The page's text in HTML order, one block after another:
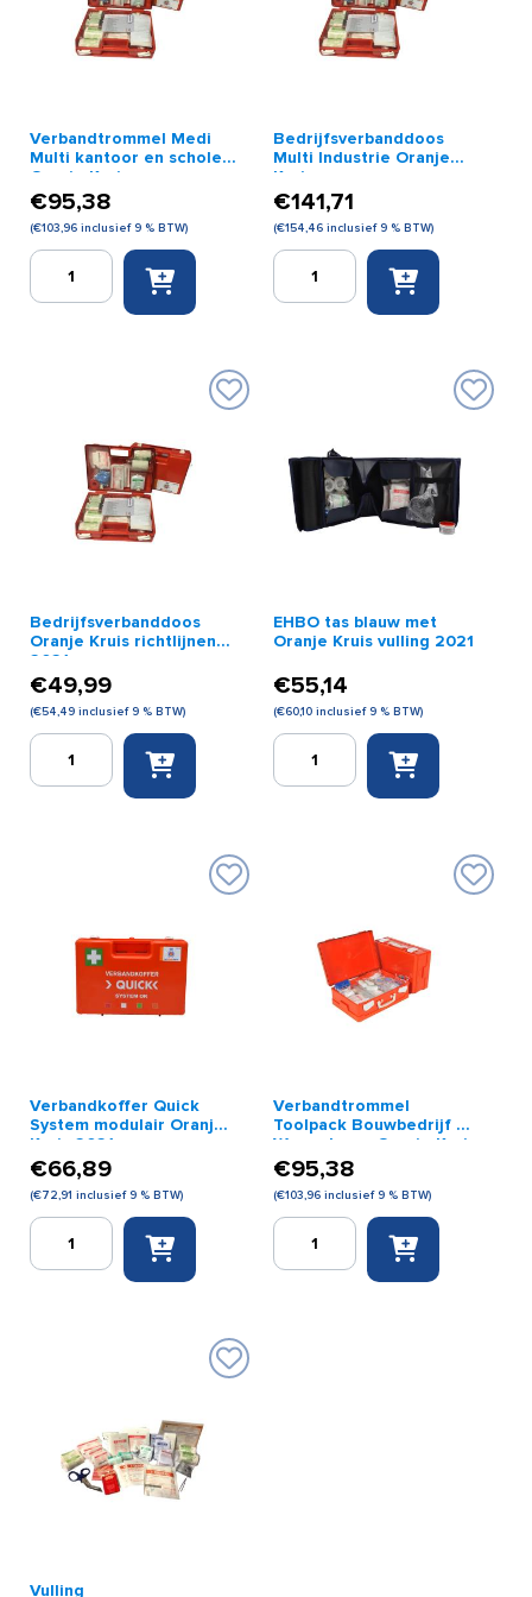
Verbandtrommel Medi
Multi kantoor en scholen
Oranje Kruis
€95,38
(€103,96 inclusief 9 % BTW)
Verbandtrommel
Bedrijfsverbanddoos
Multi Industrie Oranje
Kruis
€141,71
(€154,46 inclusief 9 % BTW)
Bedrijfsverbanddoos
Bedrijfsverbanddoos
Oranje Kruis richtlijnen
2021
€49,99
(€54,49 inclusief 9 % BTW)
Bedrijfsverbanddoos
Oranje
EHBO tas blauw met
Oranje Kruis vulling 2021
€55,14
(€60,10 inclusief 9 % BTW)
EHBO
aantal
Verbandkoffer Quick
System modulair Oranje
Kruis 2021
€66,89
(€72,91 inclusief 9 % BTW)
Verbandkoffer
Verbandtrommel
Toolpack Bouwbedrijf &
Wegenbouw Oranje Kruis
€95,38
(€103,96 inclusief 9 % BTW)
Verbandtrommel
Toolpack
Vulling